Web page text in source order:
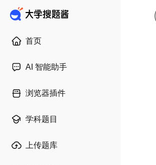
首页
AI 智能助手
浏览器插件
学科题目
上传题库